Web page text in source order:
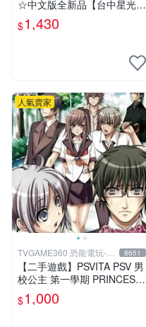
☆中文版全新品【台中星光電
玩】
$1,430
人氣賣家
TVGAME360 恐龍電玩-台
中店
8651
【二手遊戲】PSVITA PSV 男
校公主 第一學期 PRINCESS
DAYS 日文版【台中恐龍電
玩】
$1,000